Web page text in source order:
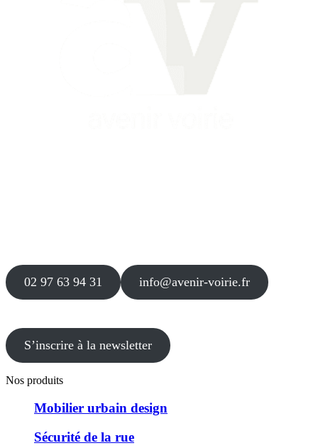
02 97 63 94 31 info@avenir-voirie.fr
S’inscrire à la newsletter
Nos produits
Mobilier urbain design
Sécurité de la rue